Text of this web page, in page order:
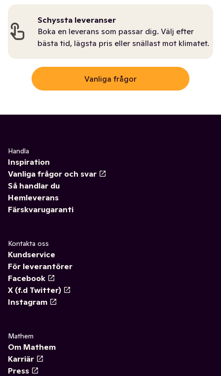
Schyssta leveranser
Boka en leverans som passar dig. Välj efter
bästa tid, lägsta pris eller snällast mot klimatet.
Vanliga frågor
Handla
Inspiration
Vanliga frågor och svar
Så handlar du
Hemleverans
Färskvarugaranti
Kontakta oss
Kundservice
För leverantörer
Facebook
X (f.d Twitter)
Instagram
Mathem
Om Mathem
Karriär
Press